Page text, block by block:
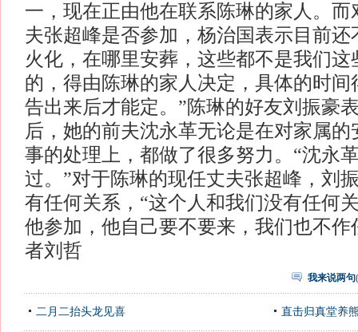
一，现在正由他在联系陈琳的家人。而
夫张超峰是否参加，杨治国表示目前还
火化，在哪里安葬，这些都不是我们这
的，得由陈琳的家人决定，具体的时间
告出来后才能定。”陈琳的好友刘振豪
后，她的前夫沈永革无论是在对家属
事的处理上，都做了很多努力。“沈永
过。”对于陈琳的现任丈夫张超峰，刘
有任何关系，“这个人和我们没有任何
他参加，他自己要不要来，我们也不作
者刘哲
我来说两句(
二月二抬头龙见喜 直击归真堂养